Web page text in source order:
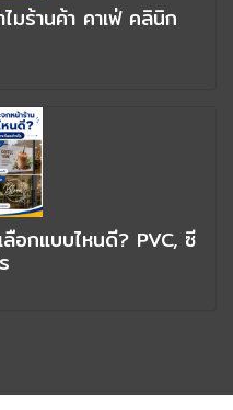
มร้านค้า คาเฟ่ คลินิก
อกแบบไหนดี? PVC, ซี